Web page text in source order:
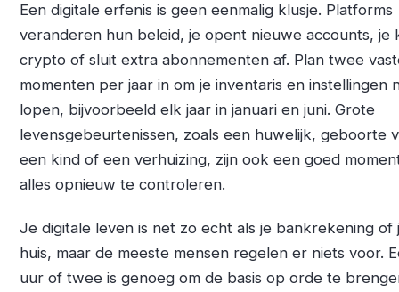
Een digitale erfenis is geen eenmalig klusje. Platforms
veranderen hun beleid, je opent nieuwe accounts, je
crypto of sluit extra abonnementen af. Plan twee
momenten per jaar in om je inventaris en instellingen
lopen, bijvoorbeeld elk jaar in januari en juni. Grote
levensgebeurtenissen, zoals een huwelijk, geboorte
een kind of een verhuizing, zijn ook een goed
alles opnieuw te controleren.
Je digitale leven is net zo echt als je bankrekening of
huis, maar de meeste mensen regelen er niets voor.
uur of twee is genoeg om de basis op orde te